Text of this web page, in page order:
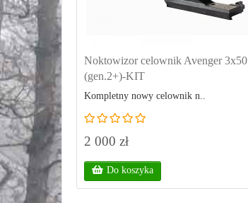
Noktowizor celownik Avenger 3x50
(gen.2+)-KIT
Kompletny nowy celownik n..
2 000 zł
Do koszyka